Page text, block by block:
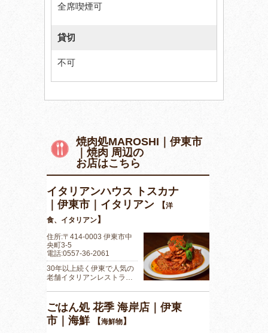
全席喫煙可
貸切
不可
焼肉処MAROSHI｜伊東市
｜焼肉 周辺の
お店はこちら
イタリアンハウス トスカナ
｜伊東市｜イタリアン
【洋
食、イタリアン】
住所:〒414-0003 伊東市中
央町3-5
電話:0557-36-2061
30年以上続く伊東で人気の
老舗イタリアンレストラ…
ごはん処 花季 海岸店｜伊東
市｜海鮮
【海鮮物】